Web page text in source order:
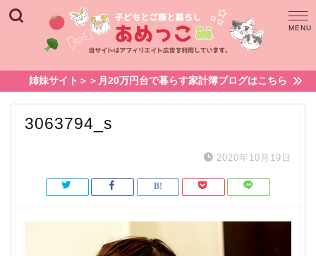
姉妹サイト＞＞月20万円台で暮らす家計簿ブログはこちら
3063794_s
2020年10月19日